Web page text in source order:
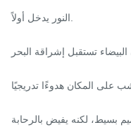
النور يدخل أولاً.
تستقبل إشراقة البحر،
على المكان هدوءًا تدريجيًا.
بسيط، لكنه يفيض بالرحابة.